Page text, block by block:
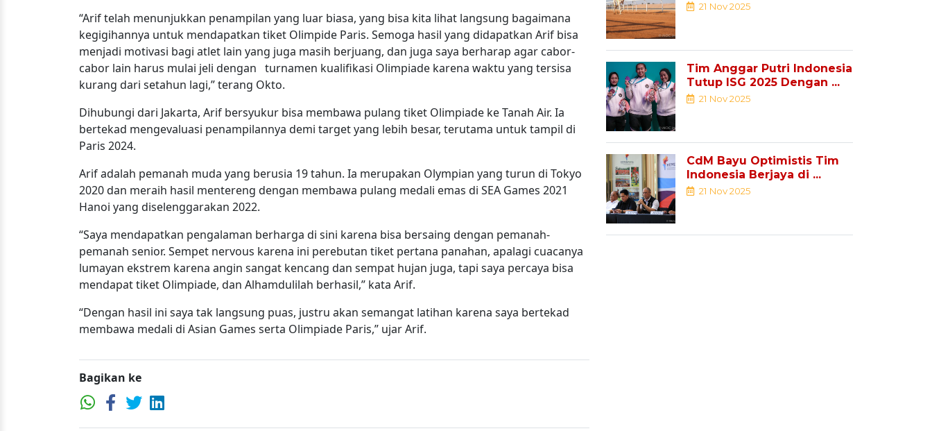
“Arif telah menunjukkan penampilan yang luar biasa, yang bisa kita lihat langsung bagaimana
kegigihannya untuk mendapatkan tiket Olimpide Paris. Semoga hasil yang didapatkan Arif bisa
menjadi motivasi bagi atlet lain yang juga masih berjuang, dan juga saya berharap agar cabor-
cabor lain harus mulai jeli dengan turnamen kualifikasi Olimpiade karena waktu yang tersisa
kurang dari setahun lagi,” terang Okto.
Dihubungi dari Jakarta, Arif bersyukur bisa membawa pulang tiket Olimpiade ke Tanah Air. Ia
bertekad mengevaluasi penampilannya demi target yang lebih besar, terutama untuk tampil di
Paris 2024.
Arif adalah pemanah muda yang berusia 19 tahun. Ia merupakan Olympian yang turun di Tokyo
2020 dan meraih hasil mentereng dengan membawa pulang medali emas di SEA Games 2021
Hanoi yang diselenggarakan 2022.
“Saya mendapatkan pengalaman berharga di sini karena bisa bersaing dengan pemanah-
pemanah senior. Sempet nervous karena ini perebutan tiket pertana panahan, apalagi cuacanya
lumayan ekstrem karena angin sangat kencang dan sempat hujan juga, tapi saya percaya bisa
mendapat tiket Olimpiade, dan Alhamdulilah berhasil,” kata Arif.
“Dengan hasil ini saya tak langsung puas, justru akan semangat latihan karena saya bertekad
membawa medali di Asian Games serta Olimpiade Paris,” ujar Arif.
Bagikan ke
21 Nov 2025
Tim Anggar Putri Indonesia
Tutup ISG 2025 Dengan ...
21 Nov 2025
CdM Bayu Optimistis Tim
Indonesia Berjaya di ...
21 Nov 2025